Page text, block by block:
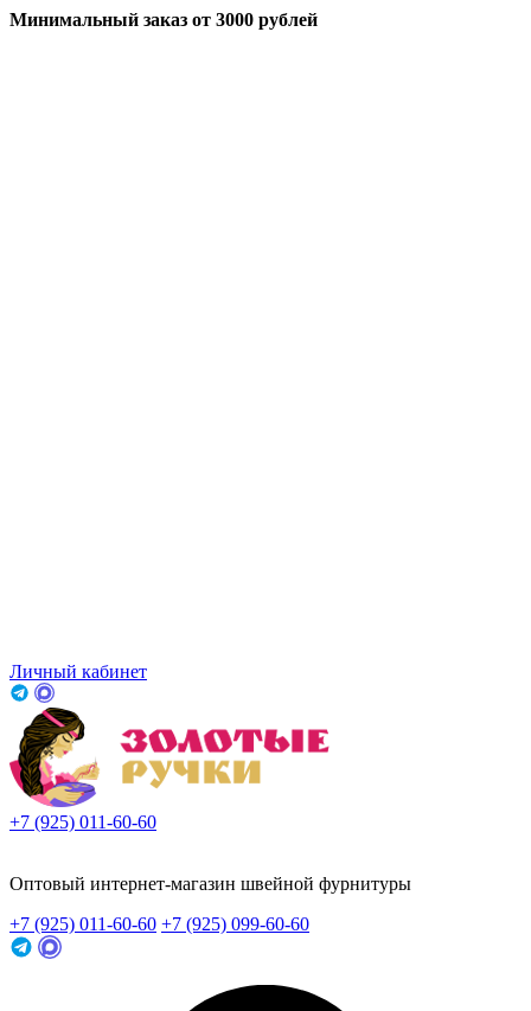
Минимальный заказ от 3000 рублей
Личный кабинет
+7 (925) 011-60-60
Оптовый интернет-магазин швейной фурнитуры
+7 (925) 011-60-60 +7 (925) 099-60-60